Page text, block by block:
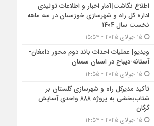
اطلاع نگاشت|آمار اخبار و اطلاعات تولیدی
اداره کل راه و شهرسازی خوزستان در سه ماهه
نخست سال ۱۴۰۴
15 جولای 2025 - 15:54
ویدیو| عملیات احداث باند دوم محور دامغان-
آستانه-دیباج در استان سمنان
15 جولای 2025 - 14:55
تأکید مدیرکل راه و شهرسازی گلستان بر
شتاب‌بخشی به پروژه ۸۸۸ واحدی آسایش
گرگان
15 جولای 2025 - 14:54